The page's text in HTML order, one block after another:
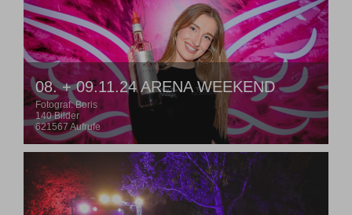
08. + 09.11.24 ARENA WEEKEND
Fotograf: Boris
140 Bilder
621567 Aufrufe